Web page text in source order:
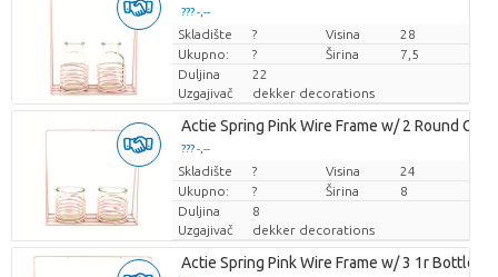
??? -,--
Cijena po komadu
Skladište ? Visina
28
Ukupno:
? Širina
7,5
Duljina
22
Uzgajivač
dekker decorations
Actie Spring Pink Wire Frame w/ 2 Round
??? -,--
Cijena po komadu
Skladište ? Visina
24
Ukupno:
? Širina
8
Duljina
8
Uzgajivač
dekker decorations
Actie Spring Pink Wire Frame w/ 3 1r Bottles